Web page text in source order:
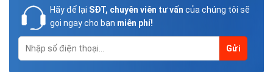
Hãy để lại SĐT, chuyên viên tư vấn của chúng tôi sẽ
gọi ngay cho bạn miễn phí!